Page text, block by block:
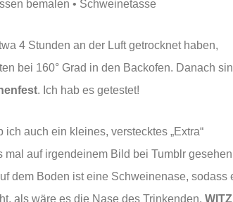
4 Stunden an der Luft getrocknet haben,
bei 160° Grad in den Backofen. Danach
. Ich hab es getestet!
auch ein kleines, verstecktes „Extra“
mal auf irgendeinem Bild bei Tumblr gesehen
dem Boden ist eine Schweinenase, sodass
als wäre es die Nase des Trinkenden.